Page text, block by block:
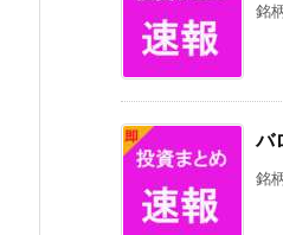
銘
バ
銘